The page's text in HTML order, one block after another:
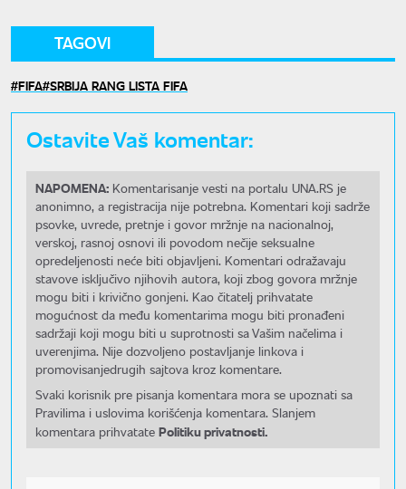
TAGOVI
FIFA SRBIJA RANG LISTA FIFA
Ostavite Vaš komentar:
NAPOMENA: Komentarisanje vesti na portalu UNA.RS je
anonimno, a registracija nije potrebna. Komentari koji sadrže
psovke, uvrede, pretnje i govor mržnje na nacionalnoj,
verskoj, rasnoj osnovi ili povodom nečije seksualne
opredeljenosti neće biti objavljeni. Komentari odražavaju
stavove isključivo njihovih autora, koji zbog govora mržnje
mogu biti i krivično gonjeni. Kao čitatelj prihvatate
mogućnost da među komentarima mogu biti pronađeni
sadržaji koji mogu biti u suprotnosti sa Vašim načelima i
uverenjima. Nije dozvoljeno postavljanje linkova i
promovisanjedrugih sajtova kroz komentare.
Svaki korisnik pre pisanja komentara mora se upoznati sa
Pravilima i uslovima korišćenja komentara. Slanjem
komentara prihvatate Politiku privatnosti.